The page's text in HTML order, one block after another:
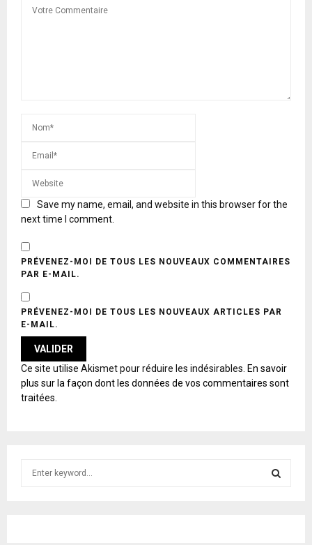
Save my name, email, and website in this browser for the
next time I comment.
PRÉVENEZ-MOI DE TOUS LES NOUVEAUX COMMENTAIRES
PAR E-MAIL.
PRÉVENEZ-MOI DE TOUS LES NOUVEAUX ARTICLES PAR
E-MAIL.
A
L
T
Ce site utilise Akismet pour réduire les indésirables. En savoir
plus sur la façon dont les données de vos commentaires sont
traitées.